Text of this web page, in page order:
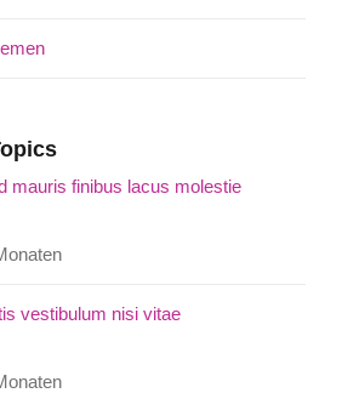
mauris finibus lacus molestie
vestibulum nisi vitae